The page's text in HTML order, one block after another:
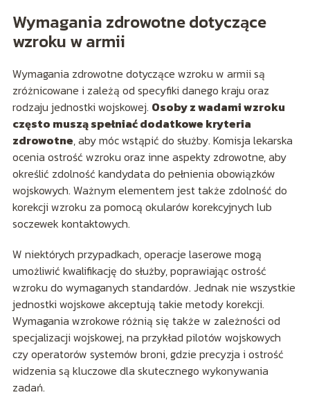
Wymagania zdrowotne dotyczące
wzroku w armii
Wymagania zdrowotne dotyczące wzroku w armii są
zróżnicowane i zależą od specyfiki danego kraju oraz
rodzaju jednostki wojskowej. Osoby z wadami wzroku
często muszą spełniać dodatkowe kryteria
zdrowotne, aby móc wstąpić do służby. Komisja lekarska
ocenia ostrość wzroku oraz inne aspekty zdrowotne, aby
określić zdolność kandydata do pełnienia obowiązków
wojskowych. Ważnym elementem jest także zdolność do
korekcji wzroku za pomocą okularów korekcyjnych lub
soczewek kontaktowych.
W niektórych przypadkach, operacje laserowe mogą
umożliwić kwalifikację do służby, poprawiając ostrość
wzroku do wymaganych standardów. Jednak nie wszystkie
jednostki wojskowe akceptują takie metody korekcji.
Wymagania wzrokowe różnią się także w zależności od
specjalizacji wojskowej, na przykład pilotów wojskowych
czy operatorów systemów broni, gdzie precyzja i ostrość
widzenia są kluczowe dla skutecznego wykonywania
zadań.